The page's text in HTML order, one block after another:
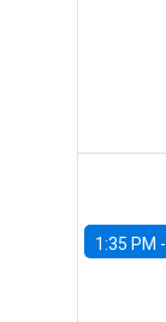
1:35 PM -